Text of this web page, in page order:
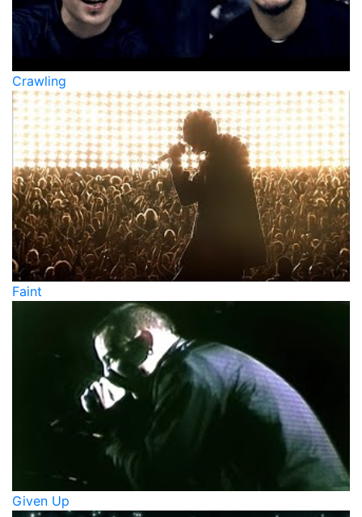
Crawling
Faint
Given Up